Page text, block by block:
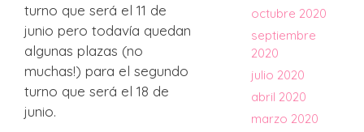
turno que será el 11 de
junio pero todavía quedan
algunas plazas (no
muchas!) para el segundo
turno que será el 18 de
junio.
octubre 2020
septiembre
2020
julio 2020
abril 2020
marzo 2020